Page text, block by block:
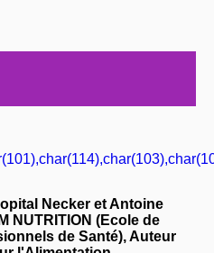
Necker et Antoine
NUTRITION (Ecole de
de Santé), Auteur